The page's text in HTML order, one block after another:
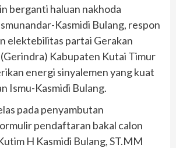
berganti haluan nakhoda
Kasmidi Bulang, respon
elektebilitas partai Gerakan
Kabupaten Kutai Timur
energi sinyalemen yang kuat
Ismu-Kasmidi Bulang.
pada penyambutan
pendaftaran bakal calon
H Kasmidi Bulang, ST.MM